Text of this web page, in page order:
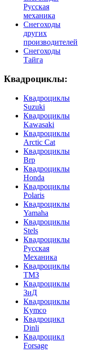
Русская
механика
Снегоходы
других
производителей
Снегоходы
Тайга
Квадроциклы:
Квадроциклы
Suzuki
Квадроциклы
Kawasaki
Квадроциклы
Arctic Cat
Квадроциклы
Brp
Квадроциклы
Honda
Квадроциклы
Polaris
Квадроциклы
Yamaha
Квадроциклы
Stels
Квадроциклы
Русская
Механика
Квадроциклы
ТМЗ
Квадроциклы
ЗиД
Квадроциклы
Kymco
Квадроцикл
Dinli
Квадроцикл
Forsage